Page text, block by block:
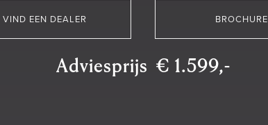
VIND EEN DEALER BROCHURE
Adviesprijs € 1.599,-